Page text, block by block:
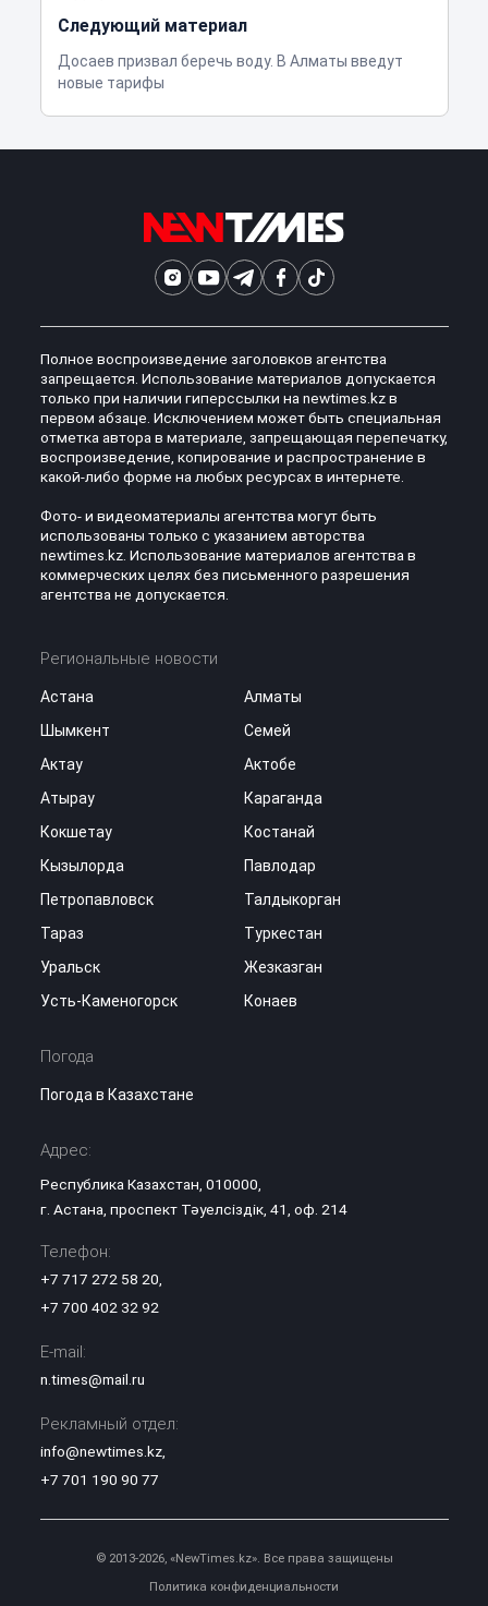
Следующий материал
Досаев призвал беречь воду. В Алматы введут
новые тарифы
Полное воспроизведение заголовков агентства
запрещается. Использование материалов допускается
только при наличии гиперссылки на newtimes.kz в
первом абзаце. Исключением может быть специальная
отметка автора в материале, запрещающая перепечатку,
воспроизведение, копирование и распространение в
какой-либо форме на любых ресурсах в интернете.
Фото- и видеоматериалы агентства могут быть
использованы только с указанием авторства
newtimes.kz. Использование материалов агентства в
коммерческих целях без письменного разрешения
агентства не допускается.
Региональные новости
Астана
Алматы
Шымкент
Семей
Актау
Актобе
Атырау
Караганда
Кокшетау
Костанай
Кызылорда
Павлодар
Петропавловск
Талдыкорган
Тараз
Туркестан
Уральск
Жезказган
Усть-Каменогорск
Конаев
Погода
Погода в Казахстане
Адрес:
Республика Казахстан, 010000,
г. Астана, проспект Тәуелсіздік, 41, оф. 214
Телефон:
+7 717 272 58 20
+7 700 402 32 92
E-mail:
n.times@mail.ru
Рекламный отдел:
info@newtimes.kz,
+7 701 190 90 77
© 2013-2026, «NewTimes.kz». Все права защищены
Политика конфиденциальности